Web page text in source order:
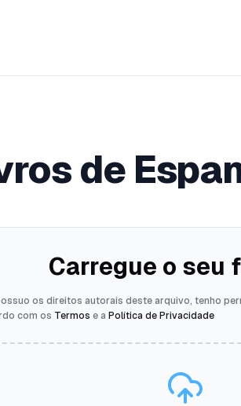
de
Carregue o seu
os direitos autorais deste arquivo, tenho
com os Termos e a Política de Privacidade